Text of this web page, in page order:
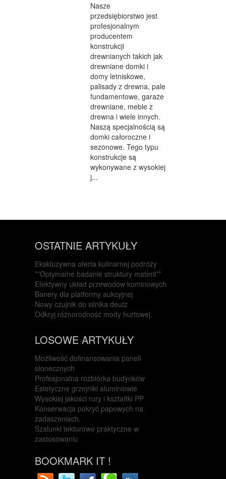
Nasze
przedsiębiorstwo jest
profesjonalnym
producentem
konstrukcji
drewnianych takich jak
drewniane domki i
domy letniskowe,
palisady z drewna, pale
fundamentowe, garaże
drewniane, meble z
drewna i wiele innych.
Naszą specjalnością są
domki całoroczne i
sezonowe. Tego typu
konstrukcje są
wykonywane z wysokiej
j...
OSTATNIE ARTYKUŁY
Ekskluzywna oferta kulinarnej podróży
**Optymalne badanie struktury materii**
Efektywny układ przewodów kominowych
Banery dla platformy aukcyjnej
Nowy czujnik do silnika deutz
Odkryj różnorodność mody hurtowej.
LOSOWE ARTYKUŁY
Możliwość dofinansowania paneli
słonecznych
Profesjonalna rozbiórka budynków
Estetyczne grzejniki aluminiowie
Wysokiej jakości rury i kształtki PP
Konserwacja pokryć papowych na
zadaszeniach.
Szalunki tekturowe praktyczne w
zastosowaniu
BOOKMARK IT !